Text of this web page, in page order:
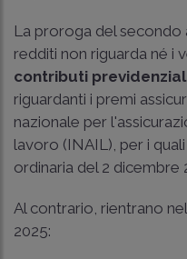
La proroga del
redditi non riguarda né i
contributi
riguardanti i premi
nazionale per
lavoro (INAIL), per i
ordinaria del 2 dicembre
Al contrario, rientrano
2025: